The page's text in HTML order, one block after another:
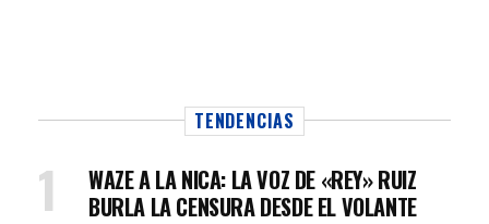
TENDENCIAS
WAZE A LA NICA: LA VOZ DE «REY» RUIZ
BURLA LA CENSURA DESDE EL VOLANTE